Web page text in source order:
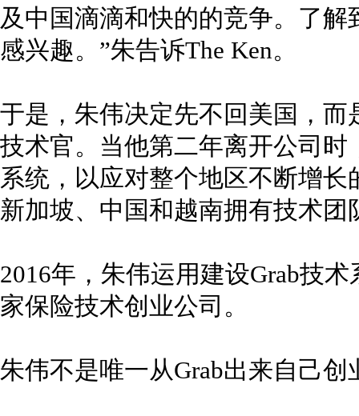
及中国滴滴和快的的竞争。了
感兴趣。”朱告诉The Ken。
于是，朱伟决定先不回美国，而
技术官。当他第二年离开公司
系统，以应对整个地区不断增
新加坡、中国和越南拥有技术团
2016年，朱伟运用建设Grab技
家保险技术创业公司。
朱伟不是唯一从Grab出来自己创